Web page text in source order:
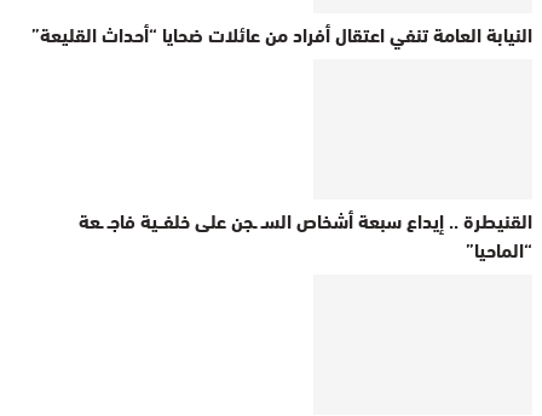
النيابة العامة تنفي اعتقال أفراد من عائلات ضحايا “أحداث القليعة”
القنيطرة .. إيداع سبعة أشخاص السـ ـجن على خلفــية فاجـ ـعة
“الماحيا”